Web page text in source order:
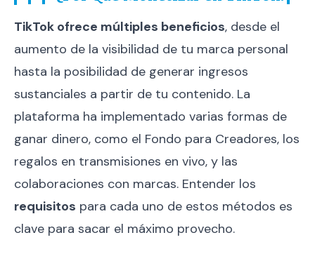
TikTok ofrece múltiples beneficios, desde el
aumento de la visibilidad de tu marca personal
hasta la posibilidad de generar ingresos
sustanciales a partir de tu contenido. La
plataforma ha implementado varias formas de
ganar dinero, como el Fondo para Creadores, los
regalos en transmisiones en vivo, y las
colaboraciones con marcas. Entender los
requisitos para cada uno de estos métodos es
clave para sacar el máximo provecho.